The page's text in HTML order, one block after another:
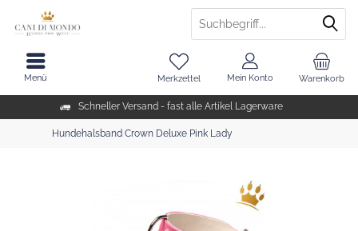
Schneller Versand - fast alle Artikel Lagerware
Warenkorb
Merkzettel Mein Konto
Menü
Hundehalsband Crown Deluxe Pink Lady